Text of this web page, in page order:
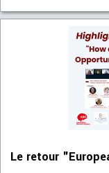
Le retour